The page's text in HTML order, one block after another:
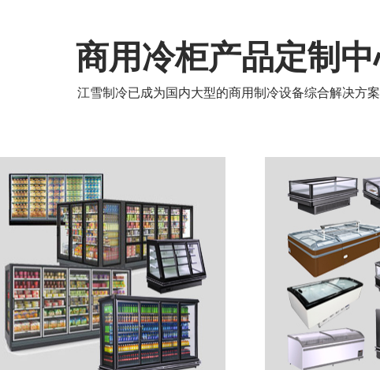
商用冷柜产品定制
江雪制冷已成为国内大型的商用制冷设备综合解决方